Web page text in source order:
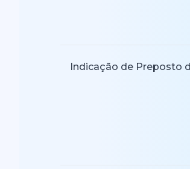
Indicação de Preposto